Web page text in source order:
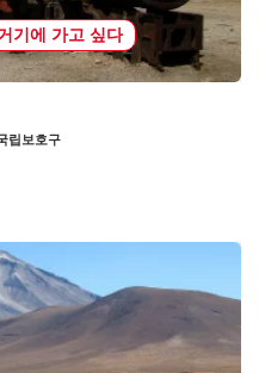
기에 가고 싶다
립보호구